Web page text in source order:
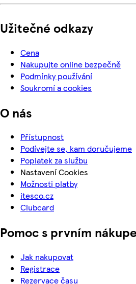
Užitečné odkazy
Cena
Nakupujte online bezpečně
Podmínky používání
Soukromí a cookies
O nás
Přístupnost
Podívejte se, kam doručujeme
Poplatek za službu
Nastavení Cookies
Možnosti platby
itesco.cz
Clubcard
Pomoc s prvním
Jak nakupovat
Registrace
Rezervace času